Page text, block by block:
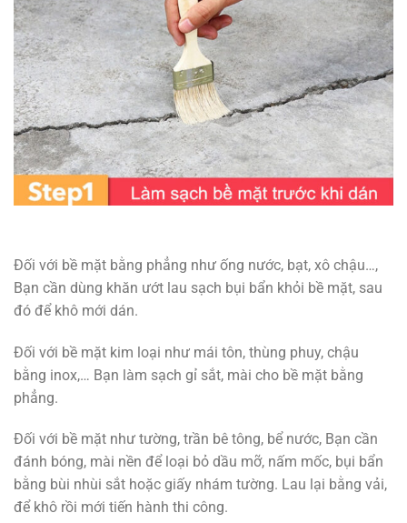
Đối với bề mặt bằng phẳng như ống nước, bạt, xô chậu…,
Bạn cần dùng khăn ướt lau sạch bụi bẩn khỏi bề mặt, sau
đó để khô mới dán.
Đối với bề mặt kim loại như mái tôn, thùng phuy, chậu
bằng inox,… Bạn làm sạch gỉ sắt, mài cho bề mặt bằng
phẳng.
Đối với bề mặt như tường, trần bê tông, bể nước, Bạn cần
đánh bóng, mài nền để loại bỏ dầu mỡ, nấm mốc, bụi bẩn
bằng bùi nhùi sắt hoặc giấy nhám tường. Lau lại bằng vải,
để khô rồi mới tiến hành thi công.